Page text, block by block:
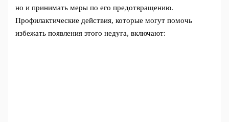
но и принимать меры по его предотвращению.
Профилактические действия, которые могут помочь
избежать появления этого недуга, включают: